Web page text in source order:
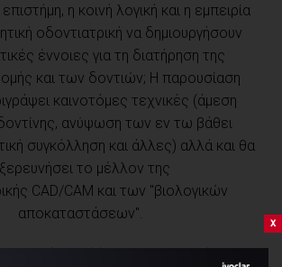
η κοινή λογική και η εμπειρία
οδοντιατρική να δημιουργήσουν
έννοιες για τη διατήρηση της
και των δοντιών; Η παρουσίαση
καινοτόμες τεχνικές (άμεση
ανύψωση των εν τω βάθει
συγκόλληση και άλλες) αλλά και θα
το μέλλον της
CAD/CAM και των "βιολογικών
αποκαταστάσεων".
x